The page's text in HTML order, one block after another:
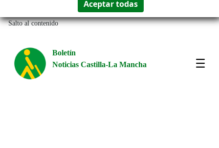
Salto al contenido
Boletín
Noticias Castilla-La Mancha